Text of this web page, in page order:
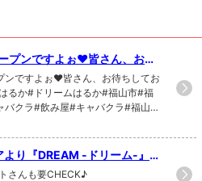
プンですよぉ❤皆さん、お待
はるか...
ンですよぉ❤皆さん、お待ちしてお
るか#ドリームはるか#福山市#福
バクラ#飲み屋#キャバクラ#福山体
リーム#Dream#DREAM#福山キ
ル#instaphoto#instafollow#like4li
山キャバクラ求人#倉敷キャバク
無料
より『DREAM -ドリーム-』さ
んが新規掲載だぁー٩(ˊᗜˋ*)و
さんも要CHECK♪